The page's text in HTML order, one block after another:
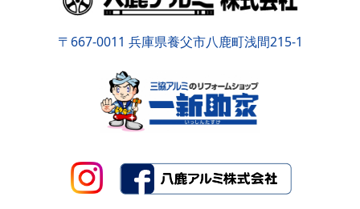
〒667-0011 兵庫県養父市八鹿町浅間215-1